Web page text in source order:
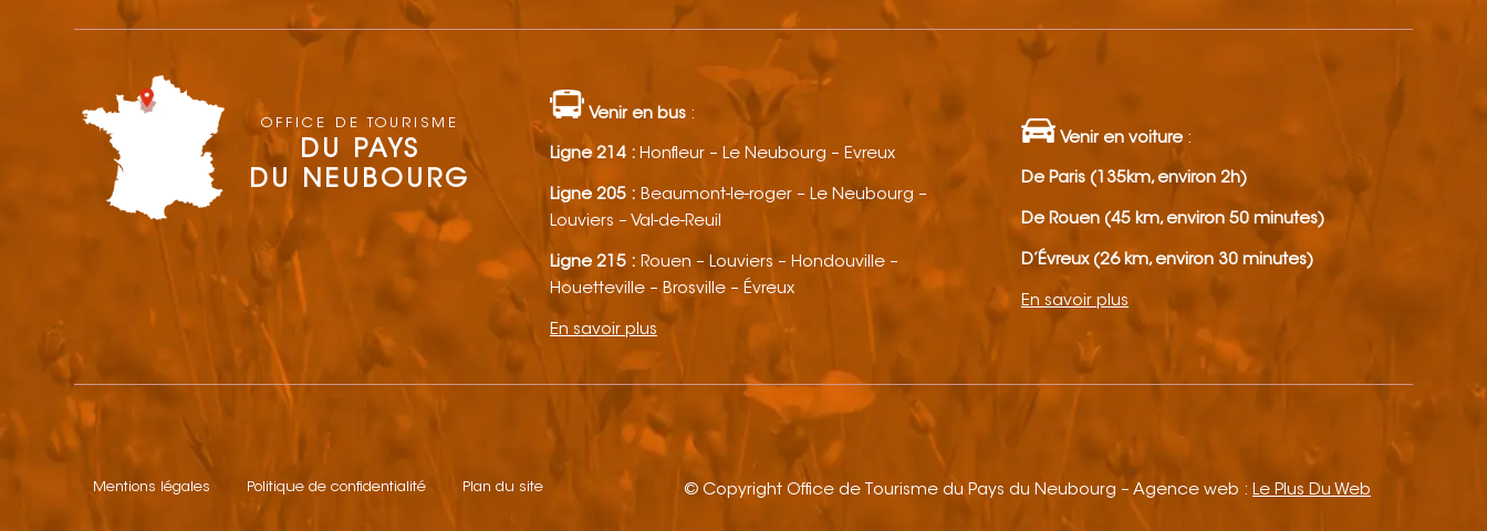
OFFICE DE TOURISME
DU PAYS
DU NEUBOURG
Venir en bus :
Ligne 214 : Honfleur – Le Neubourg – Evreux
Ligne 205 : Beaumont-le-roger – Le Neubourg –
Louviers – Val-de-Reuil
Ligne 215 : Rouen – Louviers – Hondouville –
Houetteville – Brosville – Évreux
En savoir plus
Venir en voiture :
De Paris (135km, environ 2h)
De Rouen (45 km, environ 50 minutes)
D’Évreux (26 km, environ 30 minutes)
En savoir plus
Mentions légales Politique de confidentialité Plan du site © Copyright Office de Tourisme du Pays du Neubourg – Agence web : Le Plus Du Web